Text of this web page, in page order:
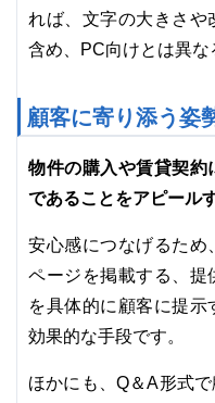
れば、文字の大きさや
含め、PC向けとは異な
顧客に寄り添う姿
物件の購入や賃貸契約
であることをアピール
安心感につなげるため
ページを掲載する、提
を具体的に顧客に提示
効果的な手段です。
ほかにも、Q＆A形式